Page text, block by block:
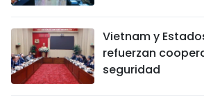
Vietnam y
refuerzan
seguridad